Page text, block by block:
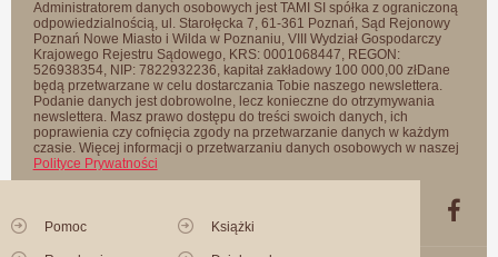
Administratorem danych osobowych jest TAMI SI spółka z ograniczoną
odpowiedzialnością, ul. Starołęcka 7, 61-361 Poznań, Sąd Rejonowy
Poznań Nowe Miasto i Wilda w Poznaniu, VIII Wydział Gospodarczy
Krajowego Rejestru Sądowego, KRS: 0001068447, REGON:
526938354, NIP: 7822932236, kapitał zakładowy 100 000,00 złDane
będą przetwarzane w celu dostarczania Tobie naszego newslettera.
Podanie danych jest dobrowolne, lecz konieczne do otrzymywania
newslettera. Masz prawo dostępu do treści swoich danych, ich
poprawienia czy cofnięcia zgody na przetwarzanie danych w każdym
czasie. Więcej informacji o przetwarzaniu danych osobowych w naszej
Polityce Prywatności
Pomoc Książki